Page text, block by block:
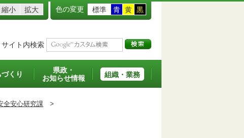
縮小 拡大 色の変更 標準 青 黄 黒
サイト内検索
づくり
県政・
お知らせ情報
組織・業務
全安心研究課 >